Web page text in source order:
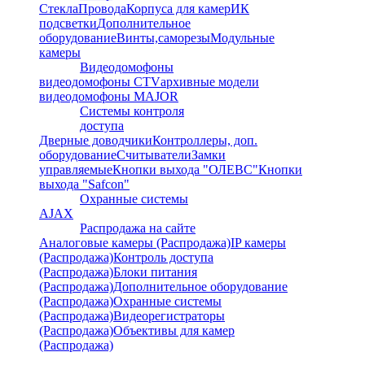
СтеклаПроводаКорпуса для камерИК
подсветкиДополнительное
оборудованиеВинты,саморезыМодульные
камеры
Видеодомофоны
видеодомофоны CTVархивные модели
видеодомофоны MAJOR
Системы контроля
доступа
Дверные доводчикиКонтроллеры, доп.
оборудованиеСчитывателиЗамки
управляемыеКнопки выхода "ОЛЕВС"Кнопки
выхода "Safcon"
Охранные системы
AJAX
Распродажа на сайте
Аналоговые камеры (Распродажа)IP камеры
(Распродажа)Контроль доступа
(Распродажа)Блоки питания
(Распродажа)Дополнительное оборудование
(Распродажа)Охранные системы
(Распродажа)Видеорегистраторы
(Распродажа)Объективы для камер
(Распродажа)